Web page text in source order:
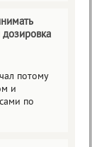
потому
и
по